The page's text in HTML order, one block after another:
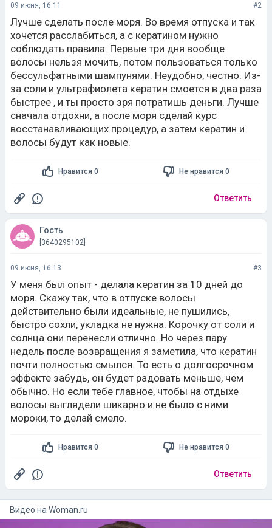
09 июня, 16:11 #2
Лучше сделать после моря. Во время отпуска и так
хочется расслабиться, а с кератином нужно
соблюдать правила. Первые три дня вообще
волосы нельзя мочить, потом пользоваться только
бессульфатными шампунями. Неудобно, честно. Из-
за соли и ультрафиолета кератин смоется в два раза
быстрее , и ты просто зря потратишь деньги. Лучше
сначала отдохни, а после моря сделай курс
восстанавливающих процедур, а затем кератин и
волосы будут как новые.
Нравится 0 Не нравится 0
Ответить
Гость
[3640295102]
09 июня, 16:13 #3
У меня был опыт - делала кератин за 10 дней до
моря. Скажу так, что в отпуске волосы
действительно были идеальные, не пушились,
быстро сохли, укладка не нужна. Корочку от соли и
солнца они перенесли отлично. Но через пару
недель после возвращения я заметила, что кератин
почти полностью смылся. То есть о долгосрочном
эффекте забудь, он будет радовать меньше, чем
обычно. Но если тебе главное, чтобы на отдыхе
волосы выглядели шикарно и не было с ними
мороки, то делай смело.
Нравится 0 Не нравится 0
Ответить
Видео на woman.ru